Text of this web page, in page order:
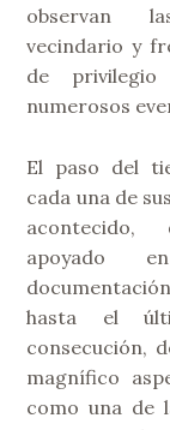
observan
vecindario y
de
numerosos
El paso del
cada una de
apoyado
hasta el
consecución,
magnífico
como una de